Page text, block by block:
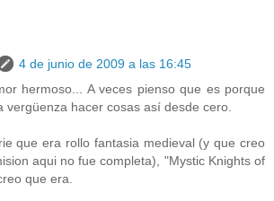
4 de junio de 2009 a las 16:45
hermoso... A veces pienso que es porque
vergüenza hacer cosas así desde cero.
que era rollo fantasia medieval (y que creo
aqui no fue completa), "Mystic Knights of
que era.